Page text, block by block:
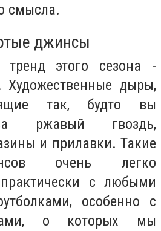
смысла.
джинсы
этого сезона -
дыры,
так, будто вы
ржавый гвоздь,
и прилавки. Такие
очень легко
с любыми
особенно с
о которых мы